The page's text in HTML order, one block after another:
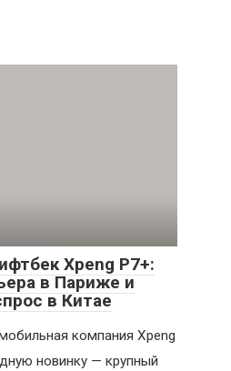
Xpeng P7+:
в Париже и
в Китае
компания Xpeng
новинку — крупный